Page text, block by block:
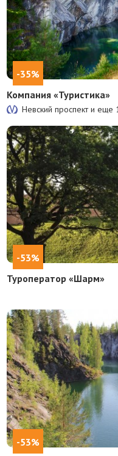
-35%
Компания «Туристика»
Невский проспект и еще
-53%
Туроператор «Шарм»
-53%